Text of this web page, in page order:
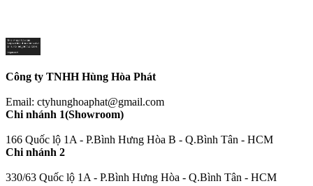
Công ty TNHH Hùng Hòa Phát
Email: ctyhunghoaphat@gmail.com
Chi nhánh 1(Showroom)
166 Quốc lộ 1A - P.Bình Hưng Hòa B - Q.Bình Tân - HCM
Chi nhánh 2
330/63 Quốc lộ 1A - P.Bình Hưng Hòa - Q.Bình Tân - HCM